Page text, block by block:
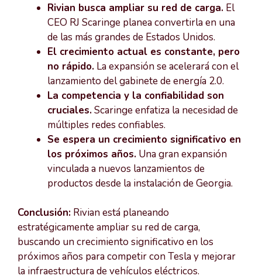
Rivian busca ampliar su red de carga. El
CEO RJ Scaringe planea convertirla en una
de las más grandes de Estados Unidos.
El crecimiento actual es constante, pero
no rápido. La expansión se acelerará con el
lanzamiento del gabinete de energía 2.0.
La competencia y la confiabilidad son
cruciales.Scaringe enfatiza la necesidad de
múltiples redes confiables.
Se espera un crecimiento significativo en
los próximos años. Una gran expansión
vinculada a nuevos lanzamientos de
productos desde la instalación de Georgia.
Conclusión: Rivian está planeando
estratégicamente ampliar su red de carga,
buscando un crecimiento significativo en los
próximos años para competir con Tesla y mejorar
la infraestructura de vehículos eléctricos.